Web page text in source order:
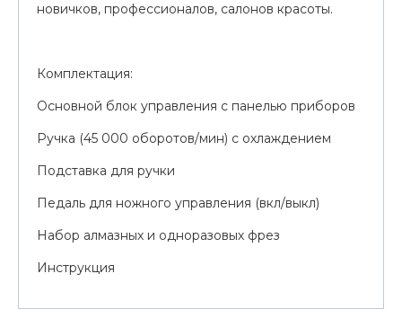
новичков, профессионалов, салонов красоты.
Комплектация:
Основной блок управления с панелью приборов
Ручка (45 000 оборотов/мин) с охлаждением
Подставка для ручки
Педаль для ножного управления (вкл/выкл)
Набор алмазных и одноразовых фрез
Инструкция